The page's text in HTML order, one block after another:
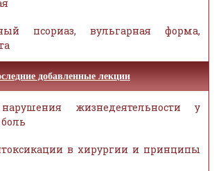
псориаз, вульгарная форма,
добавленные лекции
жизнедеятельности у
в хирургии и принципы